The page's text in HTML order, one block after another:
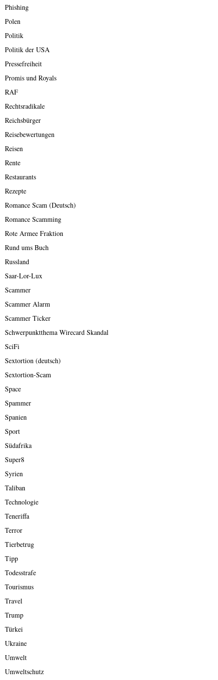
Phishing
Polen
Politik
Politik der USA
Pressefreiheit
Promis und Royals
RAF
Rechtsradikale
Reichsbürger
Reisebewertungen
Reisen
Rente
Restaurants
Rezepte
Romance Scam (Deutsch)
Romance Scamming
Rote Armee Fraktion
Rund ums Buch
Russland
Saar-Lor-Lux
Scammer
Scammer Alarm
Scammer Ticker
Schwerpunktthema Wirecard Skandal
SciFi
Sextortion (deutsch)
Sextortion-Scam
Space
Spammer
Spanien
Sport
Südafrika
Super8
Syrien
Taliban
Technologie
Teneriffa
Terror
Tierbetrug
Tipp
Todesstrafe
Tourismus
Travel
Trump
Türkei
Ukraine
Umwelt
Umweltschutz